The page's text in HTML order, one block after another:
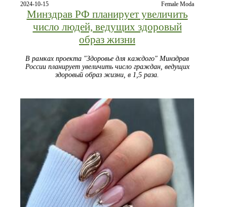
2024-10-15 Female Moda
Минздрав РФ планирует увеличить
число людей, ведущих здоровый
образ жизни
В рамках проекта "Здоровье для каждого" Минздрав
России планирует увеличить число граждан, ведущих
здоровый образ жизни, в 1,5 раза.